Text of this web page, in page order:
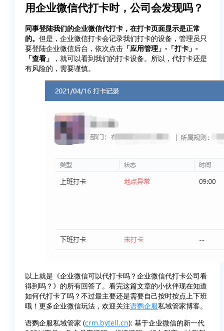
用企业微信代打卡时，公司会发现吗？
同事登陆我们的企业微信代打卡，在打卡页面显示是正常
的。 但是，企业微信打卡会记录我们打卡的设备，管理员只
要登陆企业微信后台，依次点击 「应用管理」-「打卡」-
「查看」
，就可以看到我们的打卡设备。所以，代打卡还是
有风险的，需要谨慎。
以上就是《企业微信可以代打卡吗？企业微信代打卡公司看
得到吗？》的所有回答了。看完这篇文章的小伙伴现在知道
如何代打卡了吗？不过最主要还是需要自己按时按点上下班
哦！更多企业微信玩法，欢迎关注语鹦企服私域管家博客。
语鹦企服私域管家 (crm.bytell.cn): 基于企业微信的新一代